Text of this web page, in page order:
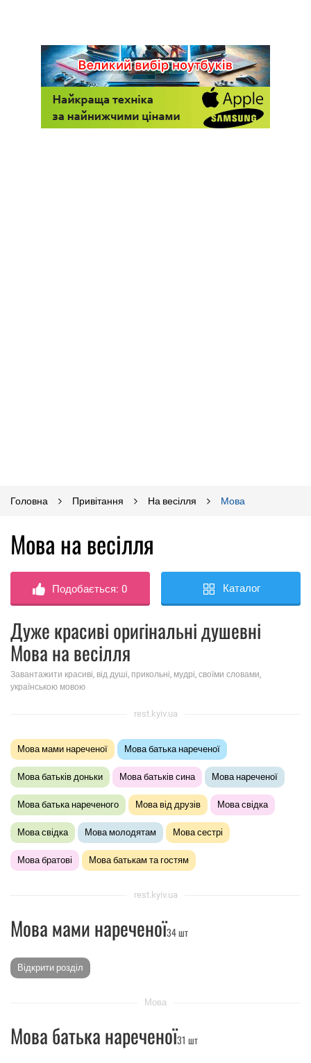
Головна Привітання На весілля Мова
Мова на весілля
Подобається:0 Каталог
Дуже красиві оригінальні душевні
Мова на весілля
Завантажити красиві, від душі, прикольні, мудрі, своїми словами,
українською мовою
rest.kyiv.ua
Мова мами нареченої Мова батька нареченої
Мова батьків доньки Мова батьків сина Мова нареченої
Мова батька нареченого Мова від друзів Мова свідка
Мова свідка Мова молодятам Мова сестрі
Мова братові Мова батькам та гостям
rest.kyiv.ua
Мова мами нареченої34 шт
Відкрити розділ
Мова
Мова батька нареченої31 шт